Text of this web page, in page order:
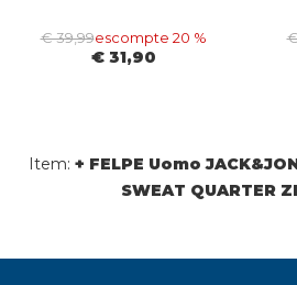
€ 39,99escompte 20 %
€ 31,90
Item: + FELPE Uomo
SWEAT QUARTER